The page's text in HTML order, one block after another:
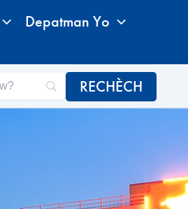
Depatman Yo